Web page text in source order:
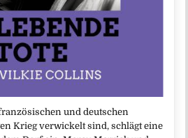
und deutschen
Krieg verwickelt sind, schlägt eine